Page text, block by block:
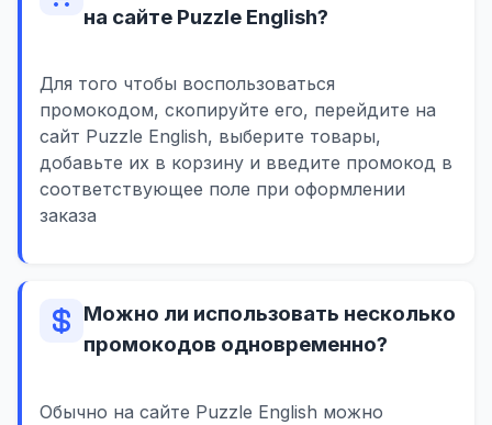
на сайте Puzzle English?
Для того чтобы воспользоваться
промокодом, скопируйте его, перейдите на
сайт Puzzle English, выберите товары,
добавьте их в корзину и введите промокод в
соответствующее поле при оформлении
заказа
Можно ли использовать несколько
промокодов одновременно?
Обычно на сайте Puzzle English можно